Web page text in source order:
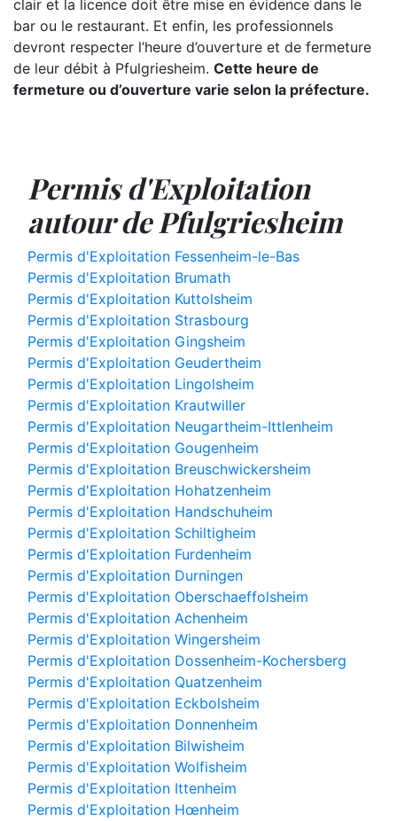
clair et la licence doit être mise en évidence dans le
bar ou le restaurant. Et enfin, les professionnels
devront respecter l’heure d’ouverture et de fermeture
de leur débit à Pfulgriesheim. Cette heure de
fermeture ou d’ouverture varie selon la préfecture.
Permis d'Exploitation
autour de Pfulgriesheim
Permis d'Exploitation Fessenheim-le-Bas
Permis d'Exploitation Brumath
Permis d'Exploitation Kuttolsheim
Permis d'Exploitation Strasbourg
Permis d'Exploitation Gingsheim
Permis d'Exploitation Geudertheim
Permis d'Exploitation Lingolsheim
Permis d'Exploitation Krautwiller
Permis d'Exploitation Neugartheim-Ittlenheim
Permis d'Exploitation Gougenheim
Permis d'Exploitation Breuschwickersheim
Permis d'Exploitation Hohatzenheim
Permis d'Exploitation Handschuheim
Permis d'Exploitation Schiltigheim
Permis d'Exploitation Furdenheim
Permis d'Exploitation Durningen
Permis d'Exploitation Oberschaeffolsheim
Permis d'Exploitation Achenheim
Permis d'Exploitation Wingersheim
Permis d'Exploitation Dossenheim-Kochersberg
Permis d'Exploitation Quatzenheim
Permis d'Exploitation Eckbolsheim
Permis d'Exploitation Donnenheim
Permis d'Exploitation Bilwisheim
Permis d'Exploitation Wolfisheim
Permis d'Exploitation Ittenheim
Permis d'Exploitation Hœnheim